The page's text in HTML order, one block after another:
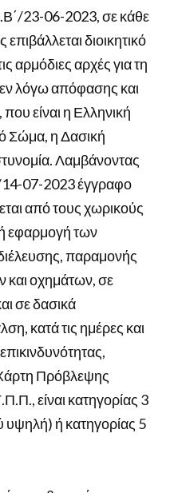
23-06-2023, σε κάθε
διοικητικό
αρμόδιες αρχές για τη
λόγω απόφασης και
είναι η Ελληνική
Σώμα, η Δασική
Λαμβάνοντας
07-2023 έγγραφο
από τους χωρικούς
εφαρμογή των
παραμονής
οχημάτων, σε
σε δασικά
κατά τις ημέρες και
Πρόβλεψης
είναι κατηγορίας 3
υψηλή) ή κατηγορίας 5